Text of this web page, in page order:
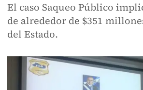
El caso Saqueo Público
de alrededor de $351
del Estado.